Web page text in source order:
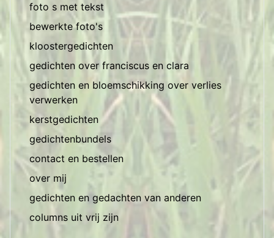
foto s met tekst
bewerkte foto's
kloostergedichten
gedichten over franciscus en clara
gedichten en bloemschikking over verlies
verwerken
kerstgedichten
gedichtenbundels
contact en bestellen
over mij
gedichten en gedachten van anderen
columns uit vrij zijn